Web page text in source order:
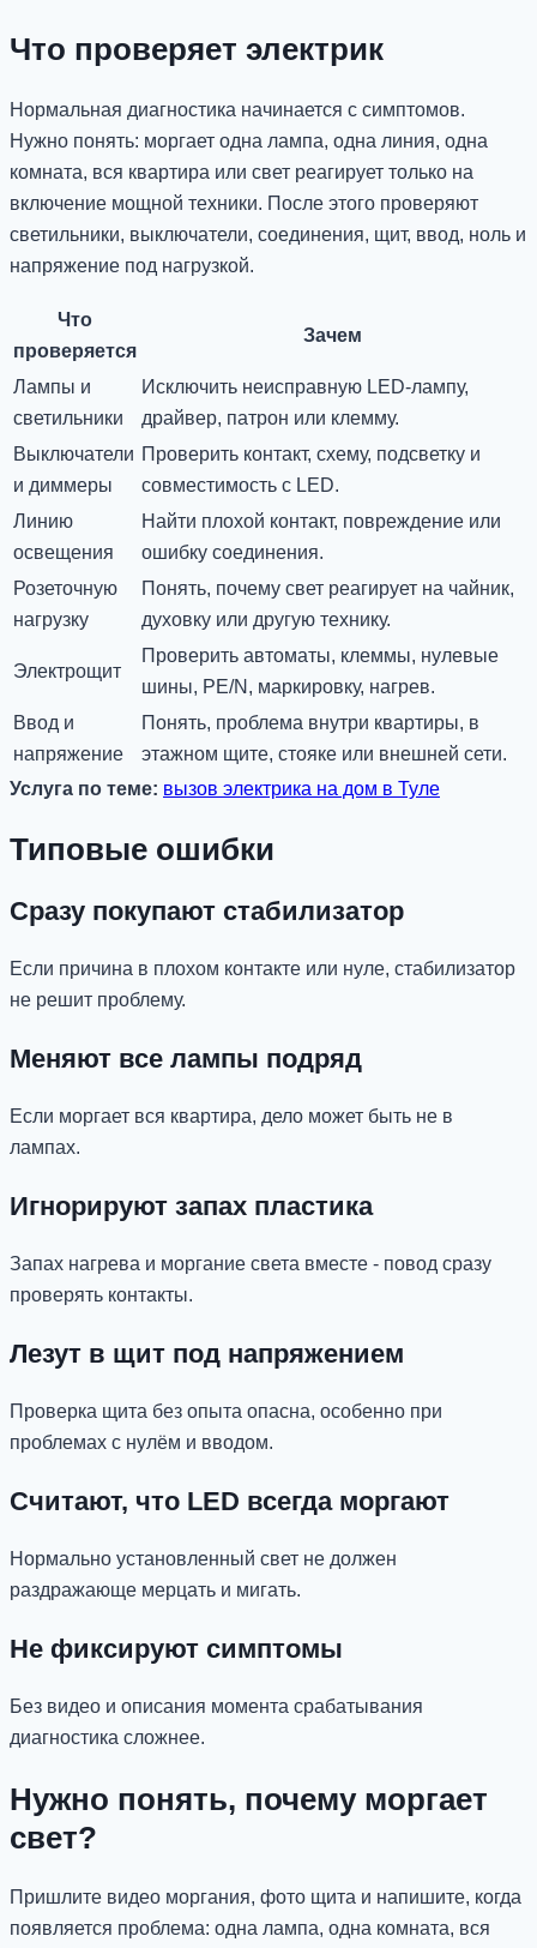
Что проверяет электрик
Нормальная диагностика начинается с симптомов.
Нужно понять: моргает одна лампа, одна линия, одна
комната, вся квартира или свет реагирует только на
включение мощной техники. После этого проверяют
светильники, выключатели, соединения, щит, ввод, ноль и
напряжение под нагрузкой.
Что
проверяется
Зачем
Лампы и
светильники
Исключить неисправную LED-лампу,
драйвер, патрон или клемму.
Выключатели
и диммеры
Проверить контакт, схему, подсветку и
совместимость с LED.
Линию
освещения
Найти плохой контакт, повреждение или
ошибку соединения.
Розеточную
нагрузку
Понять, почему свет реагирует на чайник,
духовку или другую технику.
Электрощит
Проверить автоматы, клеммы, нулевые
шины, PE/N, маркировку, нагрев.
Ввод и
напряжение
Понять, проблема внутри квартиры, в
этажном щите, стояке или внешней сети.
Услуга по теме: вызов электрика на дом в Туле
Типовые ошибки
Сразу покупают стабилизатор
Если причина в плохом контакте или нуле, стабилизатор
не решит проблему.
Меняют все лампы подряд
Если моргает вся квартира, дело может быть не в
лампах.
Игнорируют запах пластика
Запах нагрева и моргание света вместе - повод сразу
проверять контакты.
Лезут в щит под напряжением
Проверка щита без опыта опасна, особенно при
проблемах с нулём и вводом.
Считают, что LED всегда моргают
Нормально установленный свет не должен
раздражающе мерцать и мигать.
Не фиксируют симптомы
Без видео и описания момента срабатывания
диагностика сложнее.
Нужно понять, почему моргает
свет?
Пришлите видео моргания, фото щита и напишите, когда
появляется проблема: одна лампа, одна комната, вся